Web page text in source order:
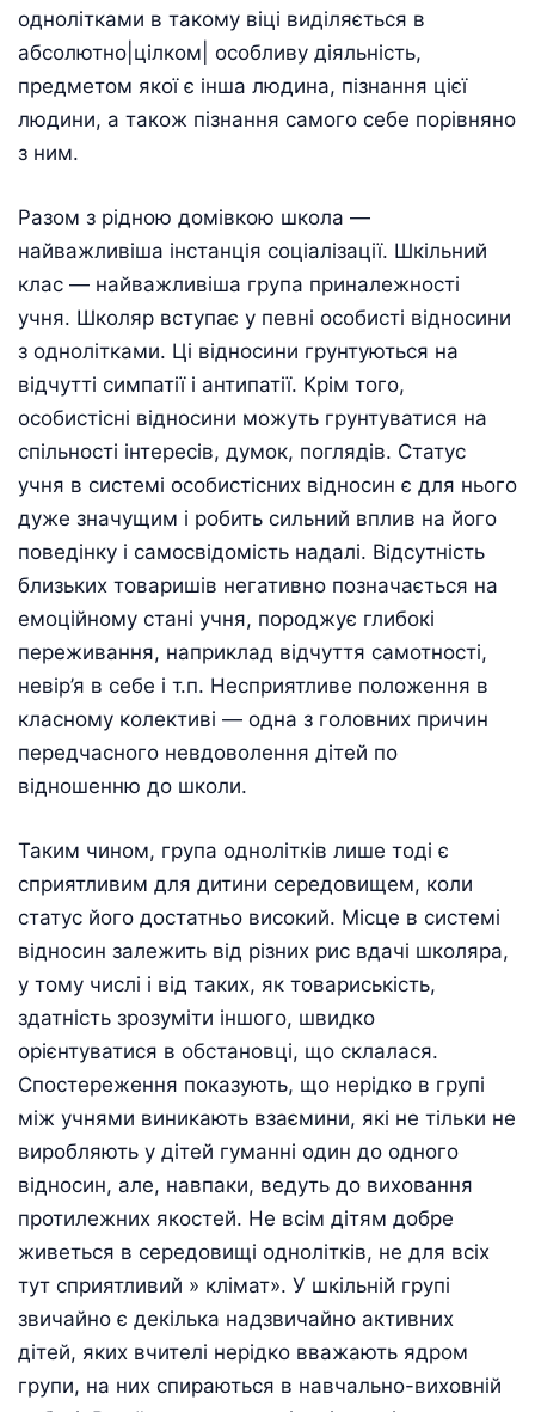
однолітками в такому віці виділяється в
абсолютно|цілком| особливу діяльність,
предметом якої є інша людина, пізнання цієї
людини, а також пізнання самого себе порівняно
з ним.
Разом з рідною домівкою школа —
найважливіша інстанція соціалізації. Шкільний
клас — найважливіша група приналежності
учня. Школяр вступає у певні особисті відносини
з однолітками. Ці відносини грунтуються на
відчутті симпатії і антипатії. Крім того,
особистісні відносини можуть грунтуватися на
спільності інтересів, думок, поглядів. Статус
учня в системі особистісних відносин є для нього
дуже значущим і робить сильний вплив на його
поведінку і самосвідомість надалі. Відсутність
близьких товаришів негативно позначається на
емоційному стані учня, породжує глибокі
переживання, наприклад відчуття самотності,
невір’я в себе і т.п. Несприятливе положення в
класному колективі — одна з головних причин
передчасного невдоволення дітей по
відношенню до школи.
Таким чином, група однолітків лише тоді є
сприятливим для дитини середовищем, коли
статус його достатньо високий. Місце в системі
відносин залежить від різних рис вдачі школяра,
у тому числі і від таких, як товариськість,
здатність зрозуміти іншого, швидко
орієнтуватися в обстановці, що склалася.
Спостереження показують, що нерідко в групі
між учнями виникають взаємини, які не тільки не
виробляють у дітей гуманні один до одного
відносин, але, навпаки, ведуть до виховання
протилежних якостей. Не всім дітям добре
живеться в середовищі однолітків, не для всіх
тут сприятливий » клімат». У шкільній групі
звичайно є декілька надзвичайно активних
дітей, яких вчителі нерідко вважають ядром
групи, на них спираються в навчально-виховній